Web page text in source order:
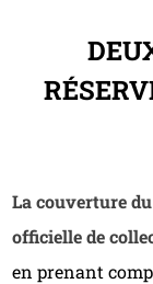
La couverture
officielle de
en prenant